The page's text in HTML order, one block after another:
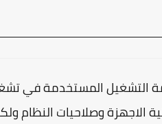
التشغيل المستخدمة في
الاجهزة وصلاحيات النظام